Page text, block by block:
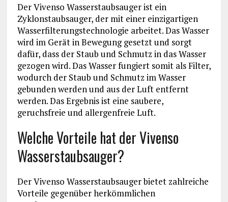
Der Vivenso Wasserstaubsauger ist ein
Zyklonstaubsauger, der mit einer einzigartigen
Wasserfilterungstechnologie arbeitet. Das Wasser
wird im Gerät in Bewegung gesetzt und sorgt
dafür, dass der Staub und Schmutz in das Wasser
gezogen wird. Das Wasser fungiert somit als Filter,
wodurch der Staub und Schmutz im Wasser
gebunden werden und aus der Luft entfernt
werden. Das Ergebnis ist eine saubere,
geruchsfreie und allergenfreie Luft.
Welche Vorteile hat der Vivenso
Wasserstaubsauger?
Der Vivenso Wasserstaubsauger bietet zahlreiche
Vorteile gegenüber herkömmlichen